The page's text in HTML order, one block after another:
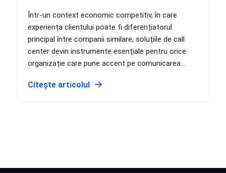
Într-un context economic competitiv, în care
experiența clientului poate fi diferențiatorul
principal între companii similare, soluțiile de call
center devin instrumente esențiale pentru orice
organizație care pune accent pe comunicarea...
Citește articolul